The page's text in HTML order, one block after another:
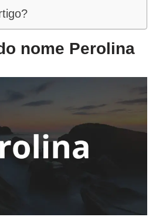
nome Perolina